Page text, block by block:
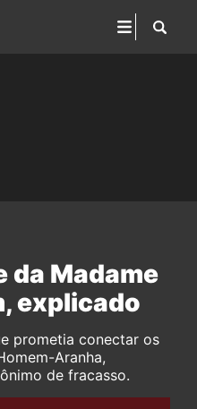
da Madame
explicado
prometia conectar os
Aranha,
de fracasso.